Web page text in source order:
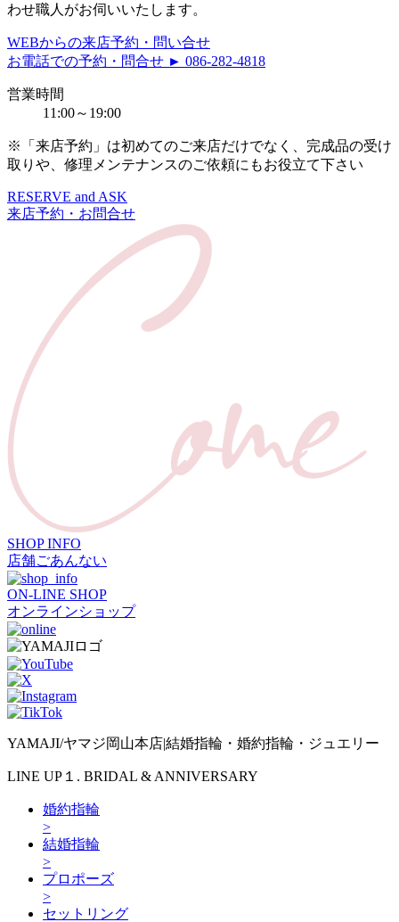
わせ職人がお伺いいたします。
WEBからの来店予約・問い合せ
お電話での予約・問合せ ► 086-282-4818
営業時間
11:00～19:00
※「来店予約」は初めてのご来店だけでなく、完成品の受け
取りや、修理メンテナンスのご依頼にもお役立て下さい
RESERVE and ASK
来店予約・お問合せ
SHOP INFO
店舗ごあんない
ON-LINE SHOP
オンラインショップ
YAMAJI/ヤマジ岡山本店|結婚指輪・婚約指輪・ジュエリー
LINE UP１. BRIDAL & ANNIVERSARY
婚約指輪
>
結婚指輪
>
プロポーズ
>
セットリング